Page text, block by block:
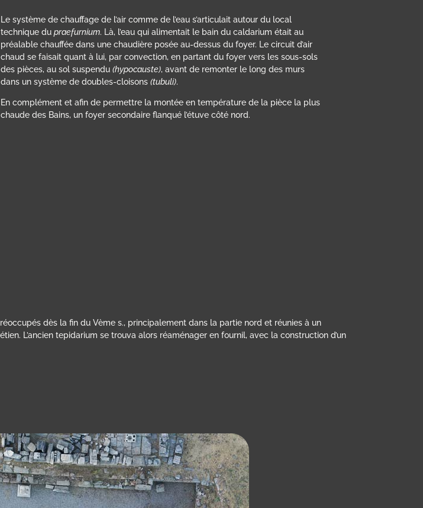
Le système de chauffage de l’air comme de l’eau s’articulait autour du local
technique du praefurnium. Là, l’eau qui alimentait le bain du caldarium était au
préalable chauffée dans une chaudière posée au-dessus du foyer. Le circuit d’air
chaud se faisait quant à lui, par convection, en partant du foyer vers les sous-sols
des pièces, au sol suspendu (hypocauste), avant de remonter le long des murs
dans un système de doubles-cloisons (tubuli).
En complément et afin de permettre la montée en température de la pièce la plus
chaude des Bains, un foyer secondaire flanqué l’étuve côté nord.
dès la fin du Vème s., principalement dans la partie nord et réunies à un
L’ancien tepidarium se trouva alors réaménager en fournil, avec la construction d’un